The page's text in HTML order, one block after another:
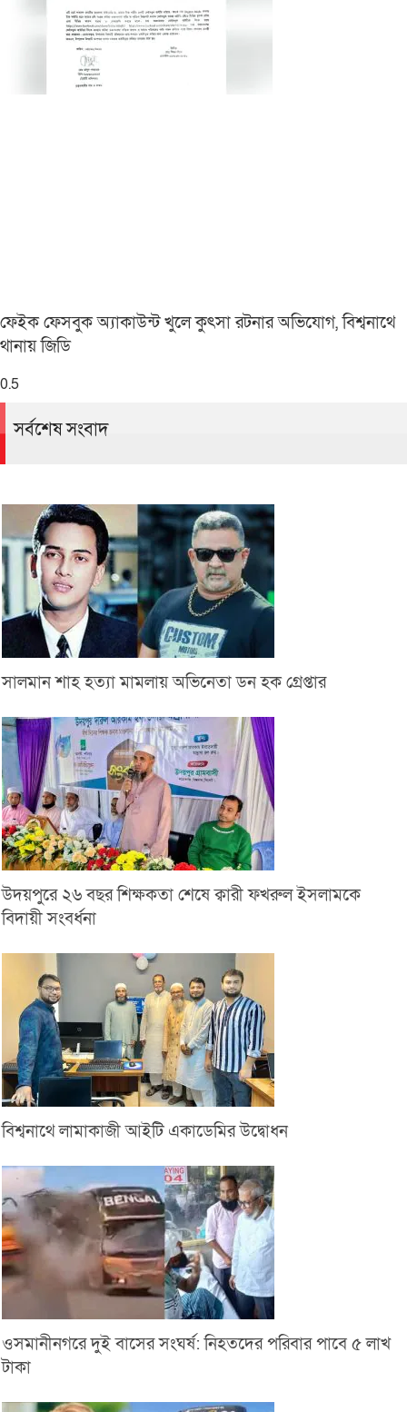
ফেইক ফেসবুক অ্যাকাউন্ট খুলে কুৎসা রটনার অভিযোগ, বিশ্বনাথে
থানায় জিডি
সর্বশেষ সংবাদ
সালমান শাহ হত্যা মামলায় অভিনেতা ডন হক গ্রেপ্তার
উদয়পুরে ২৬ বছর শিক্ষকতা শেষে ক্বারী ফখরুল ইসলামকে
বিদায়ী সংবর্ধনা
বিশ্বনাথে লামাকাজী আইটি একাডেমির উদ্বোধন
ওসমানীনগরে দুই বাসের সংঘর্ষ: নিহতদের পরিবার পাবে ৫ লাখ
টাকা